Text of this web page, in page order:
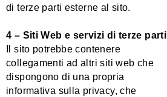
di terze parti esterne al sito.
4 – Siti Web e servizi di terze parti
Il sito potrebbe contenere
collegamenti ad altri siti web che
dispongono di una propria
informativa sulla privacy, che